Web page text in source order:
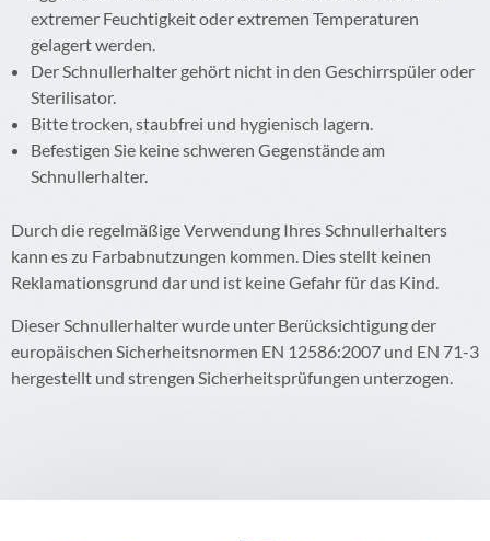
extremer Feuchtigkeit oder extremen Temperaturen
gelagert werden.
Der Schnullerhalter gehört nicht in den Geschirrspüler oder
Sterilisator.
Bitte trocken, staubfrei und hygienisch lagern.
Befestigen Sie keine schweren Gegenstände am
Schnullerhalter.
Durch die regelmäßige Verwendung Ihres Schnullerhalters
kann es zu Farbabnutzungen kommen. Dies stellt keinen
Reklamationsgrund dar und ist keine Gefahr für das Kind.
Dieser Schnullerhalter wurde unter Berücksichtigung der
europäischen Sicherheitsnormen EN 12586:2007 und EN 71-3
hergestellt und strengen Sicherheitsprüfungen unterzogen.